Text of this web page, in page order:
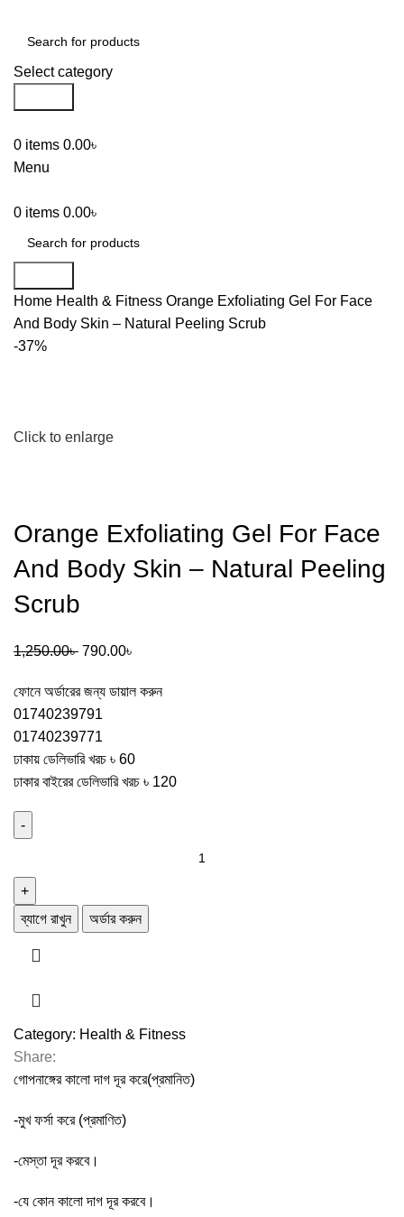
Select category
0 items 0.00৳
Menu
0 items 0.00৳
Home Health & Fitness Orange Exfoliating Gel For Face
And Body Skin – Natural Peeling Scrub
-37%
Click to enlarge
Orange Exfoliating Gel For Face
And Body Skin – Natural Peeling
Scrub
1,250.00৳ 790.00৳
ফোনে অর্ডারের জন্য ডায়াল করুন
01740239791
01740239771
ঢাকায় ডেলিভারি খরচ ৳ 60
ঢাকার বাইরের ডেলিভারি খরচ ৳ 120
ব্যাগে রাখুন অর্ডার করুন
Category: Health & Fitness
Share:
গোপনাঙ্গের কালো দাগ দূর করে(প্রমানিত)
-মুখ ফর্সা করে (প্রমাণিত)
-মেস্তা দূর করবে।
-যে কোন কালো দাগ দূর করবে।